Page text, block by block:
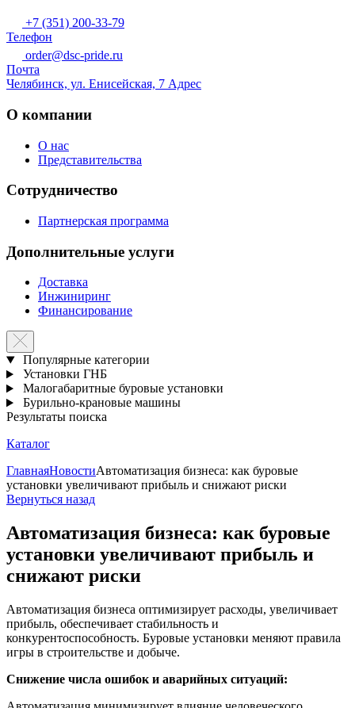
+7 (351) 200-33-79
Телефон
order@dsc-pride.ru
Почта
Челябинск, ул. Енисейская, 7 Адрес
О компании
О нас
Представительства
Сотрудничество
Партнерская программа
Дополнительные услуги
Доставка
Инжиниринг
Финансирование
Популярные категории
Установки ГНБ
Малогабаритные буровые установки
Бурильно-крановые машины
Результаты поиска
Каталог
ГлавнаяНовостиАвтоматизация бизнеса: как буровые
установки увеличивают прибыль и снижают риски
Вернуться назад
Автоматизация бизнеса: как буровые
установки увеличивают прибыль и
снижают риски
Автоматизация бизнеса оптимизирует расходы, увеличивает
прибыль, обеспечивает стабильность и
конкурентоспособность. Буровые установки меняют правила
игры в строительстве и добыче.
Снижение числа ошибок и аварийных ситуаций: